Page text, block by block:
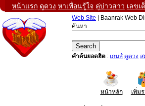
หน้าแรก ดูดวง หาเพื่อนรู้ใจ คู่บ่าวสาว เลขเ
Web Site | Baanrak Web
ค้นหา
คำค้นยอดฮิต : เกมส์ ดูดวง ส
หน้าหลัก เพิ่ม